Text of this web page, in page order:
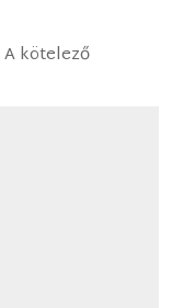
A kötelező